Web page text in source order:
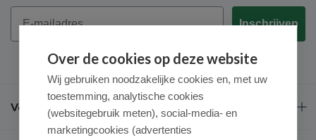
Email
Inschrijven
Veel gestelde vragen
Over de cookies op deze website
Wij gebruiken noodzakelijke cookies en, met uw
toestemming, analytische cookies
(websitegebruik meten), social-media- en
marketingcookies (advertenties